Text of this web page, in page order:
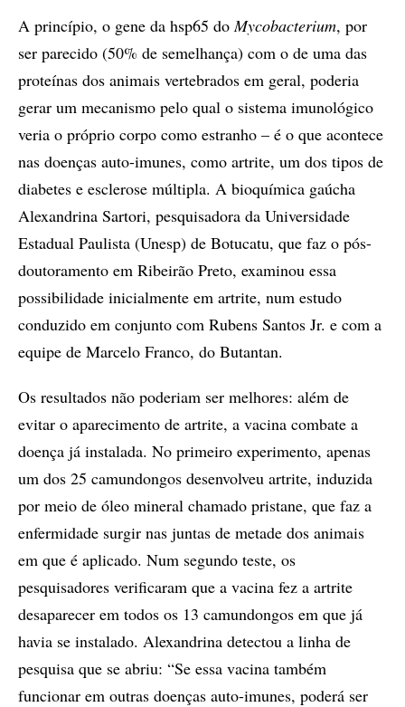
A princípio, o gene da hsp65 do Mycobacterium, por
ser parecido (50% de semelhança) com o de uma das
proteínas dos animais vertebrados em geral, poderia
gerar um mecanismo pelo qual o sistema imunológico
veria o próprio corpo como estranho – é o que acontece
nas doenças auto-imunes, como artrite, um dos tipos de
diabetes e esclerose múltipla. A bioquímica gaúcha
Alexandrina Sartori, pesquisadora da Universidade
Estadual Paulista (Unesp) de Botucatu, que faz o pós-
doutoramento em Ribeirão Preto, examinou essa
possibilidade inicialmente em artrite, num estudo
conduzido em conjunto com Rubens Santos Jr. e com a
equipe de Marcelo Franco, do Butantan.
Os resultados não poderiam ser melhores: além de
evitar o aparecimento de artrite, a vacina combate a
doença já instalada. No primeiro experimento, apenas
um dos 25 camundongos desenvolveu artrite, induzida
por meio de óleo mineral chamado pristane, que faz a
enfermidade surgir nas juntas de metade dos animais
em que é aplicado. Num segundo teste, os
pesquisadores verificaram que a vacina fez a artrite
desaparecer em todos os 13 camundongos em que já
havia se instalado. Alexandrina detectou a linha de
pesquisa que se abriu: “Se essa vacina também
funcionar em outras doenças auto-imunes, poderá ser